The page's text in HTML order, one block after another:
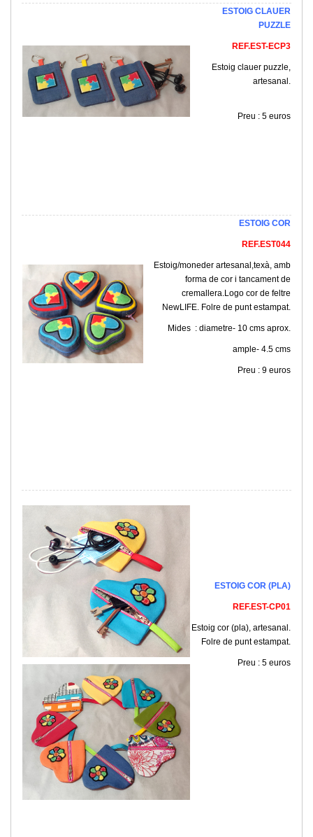
ESTOIG CLAUER
PUZZLE
REF.EST-ECP3
Estoig clauer puzzle,
artesanal.
Preu : 5 euros
ESTOIG COR
REF.EST044
Estoig/moneder artesanal,texà, amb
forma de cor i tancament de
cremallera.Logo cor de feltre
NewLIFE. Folre de punt estampat.
Mides : diametre- 10 cms aprox.
ample- 4.5 cms
Preu : 9 euros
ESTOIG COR (PLA)
REF.EST-CP01
Estoig cor (pla), artesanal.
Folre de punt estampat.
Preu : 5 euros